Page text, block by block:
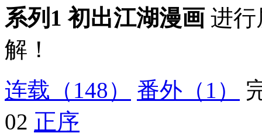
系列1 初出江湖漫画 进行
解！
连载 （148） 番外 （1）
02 正序